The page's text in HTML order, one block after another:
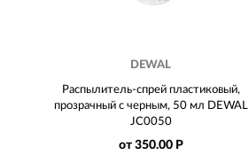
DEWAL
Распылитель-спрей пластиковый,
прозрачный с черным, 50 мл DEWAL
JC0050
от 350.00 Р